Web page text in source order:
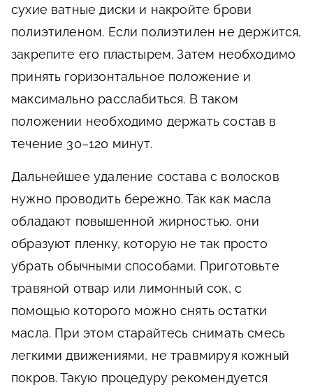
сухие ватные диски и накройте брови
полиэтиленом. Если полиэтилен не держится,
закрепите его пластырем. Затем необходимо
принять горизонтальное положение и
максимально расслабиться. В таком
положении необходимо держать состав в
течение 30–120 минут.
Дальнейшее удаление состава с волосков
нужно проводить бережно. Так как масла
обладают повышенной жирностью, они
образуют пленку, которую не так просто
убрать обычными способами. Приготовьте
травяной отвар или лимонный сок, с
помощью которого можно снять остатки
масла. При этом старайтесь снимать смесь
легкими движениями, не травмируя кожный
покров. Такую процедуру рекомендуется